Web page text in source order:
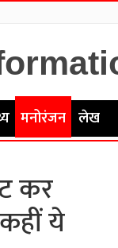
मनोरंजन लेख
कर
ये